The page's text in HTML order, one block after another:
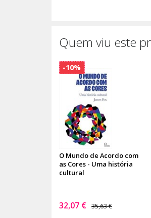
Quem viu este
O Mundo de Acordo com
as Cores - Uma história
cultural
32,07 € 35,63 €
-10%